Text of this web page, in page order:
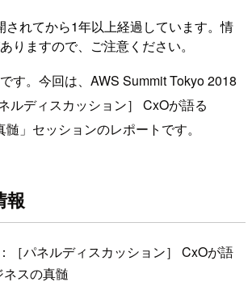
されてから1年以上経過しています。情
りますので、ご注意ください。
す。今回は、AWS Summit Tokyo 2018
ルディスカッション］ CxOが語る
」セッションのレポートです。
報
［パネルディスカッション］ CxOが語
スの真髄